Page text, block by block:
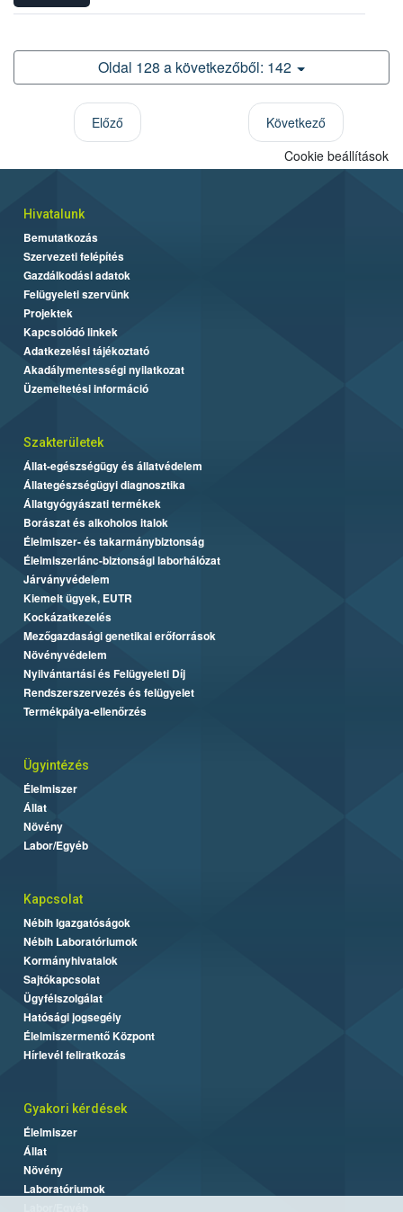
Oldal 128 a következőből: 142
Előző
Következő
Cookie beállítások
Hivatalunk
Bemutatkozás
Szervezeti felépítés
Gazdálkodási adatok
Felügyeleti szervünk
Projektek
Kapcsolódó linkek
Adatkezelési tájékoztató
Akadálymentességi nyilatkozat
Üzemeltetési információ
Szakterületek
Állat-egészségügy és állatvédelem
Állategészségügyi diagnosztika
Állatgyógyászati termékek
Borászat és alkoholos italok
Élelmiszer- és takarmánybiztonság
Élelmiszerlánc-biztonsági laborhálózat
Járványvédelem
Kiemelt ügyek, EUTR
Kockázatkezelés
Mezőgazdasági genetikai erőforrások
Növényvédelem
Nyilvántartási és Felügyeleti Díj
Rendszerszervezés és felügyelet
Termékpálya-ellenőrzés
Ügyintézés
Élelmiszer
Állat
Növény
Labor/Egyéb
Kapcsolat
Nébih Igazgatóságok
Nébih Laboratóriumok
Kormányhivatalok
Sajtókapcsolat
Ügyfélszolgálat
Hatósági jogsegély
Élelmiszermentő Központ
Hírlevél feliratkozás
Gyakori kérdések
Élelmiszer
Állat
Növény
Laboratóriumok